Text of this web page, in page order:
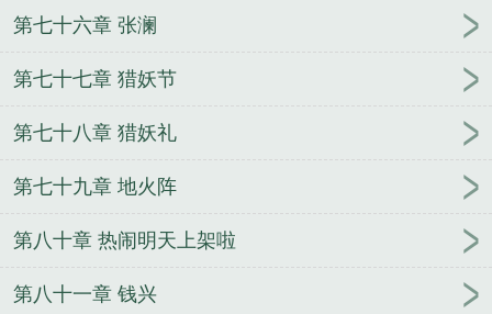
第七十六章 张澜
第七十七章 猎妖节
第七十八章 猎妖礼
第七十九章 地火阵
第八十章 热闹明天上架啦
第八十一章 钱兴